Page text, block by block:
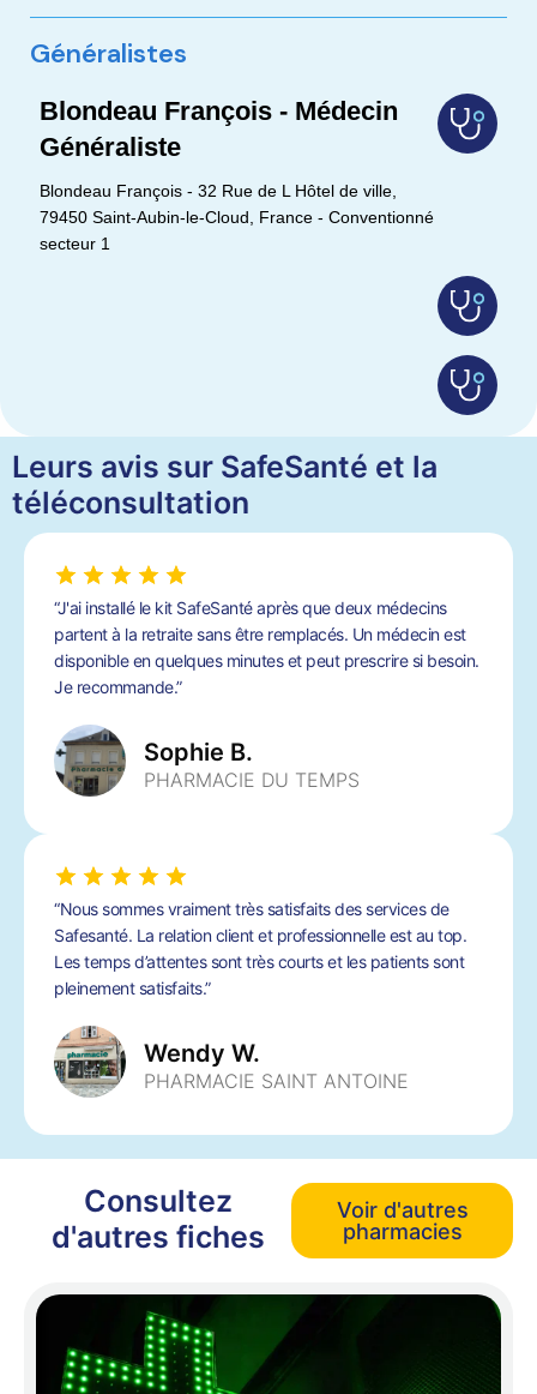
Généralistes
Blondeau François - Médecin
Généraliste
Blondeau François - 32 Rue de L Hôtel de ville,
79450 Saint-Aubin-le-Cloud, France - Conventionné
secteur 1
Leurs avis sur SafeSanté et la
téléconsultation
“J'ai installé le kit SafeSanté après que deux médecins
partent à la retraite sans être remplacés. Un médecin est
disponible en quelques minutes et peut prescrire si besoin.
Je recommande.”
Sophie B.
PHARMACIE DU TEMPS
“Nous sommes vraiment très satisfaits des services de
Safesanté. La relation client et professionnelle est au top.
Les temps d’attentes sont très courts et les patients sont
pleinement satisfaits.”
Wendy W.
PHARMACIE SAINT ANTOINE
Consultez
d'autres fiches
Voir d'autres
pharmacies